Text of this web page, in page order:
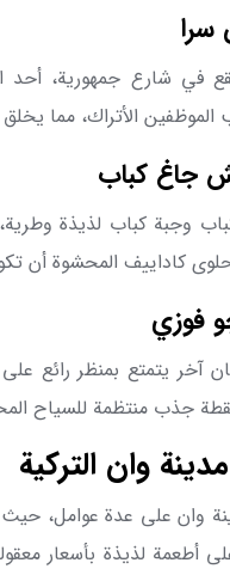
سرا
في شارع جمهورية، أحد
الأتراك، مما يخلق
جاغ كباب
وجبة كباب لذيذة
كاداييف المحشوة أن
فوزي
آخر يتمتع بمنظر رائع
جذب منتظمة للسياح
وان التركية
وان على عدة عوامل، حيث
أطعمة لذيذة بأسعار